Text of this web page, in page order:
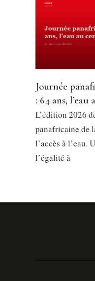
Journée
: 64 ans, l’eau
L’édition 2026
panafricaine de
l’accès à l’eau.
l’égalité à